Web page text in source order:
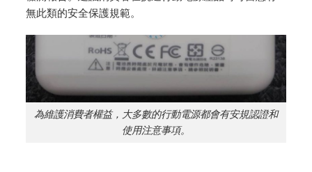
無此類的安全保護規範。
為維護消費者權益，大多數的行動電源都會有安規認證和
使用注意事項。